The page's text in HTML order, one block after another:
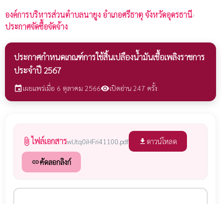
องค์การบริหารส่วนตำบลนายูง อำเภอศรีธาตุ จังหวัดอุดรธานี›
ประกาศจัดซื้อจัดจ้าง
ประกาศกำหนดเกณฑ์การใช้สิ้นเปลืองน้ำมันเชื้อเพลิงราชการ
ประจำปี 2567
eventเผยแพร่เมื่อ 6 ตุลาคม 2566visibilityเปิดอ่าน 247 ครั้ง
attach_file ไฟล์เอกสารwUtq0iHFri41100.pdf file_download ดาวน์โหลด
linkคัดลอกลิงก์